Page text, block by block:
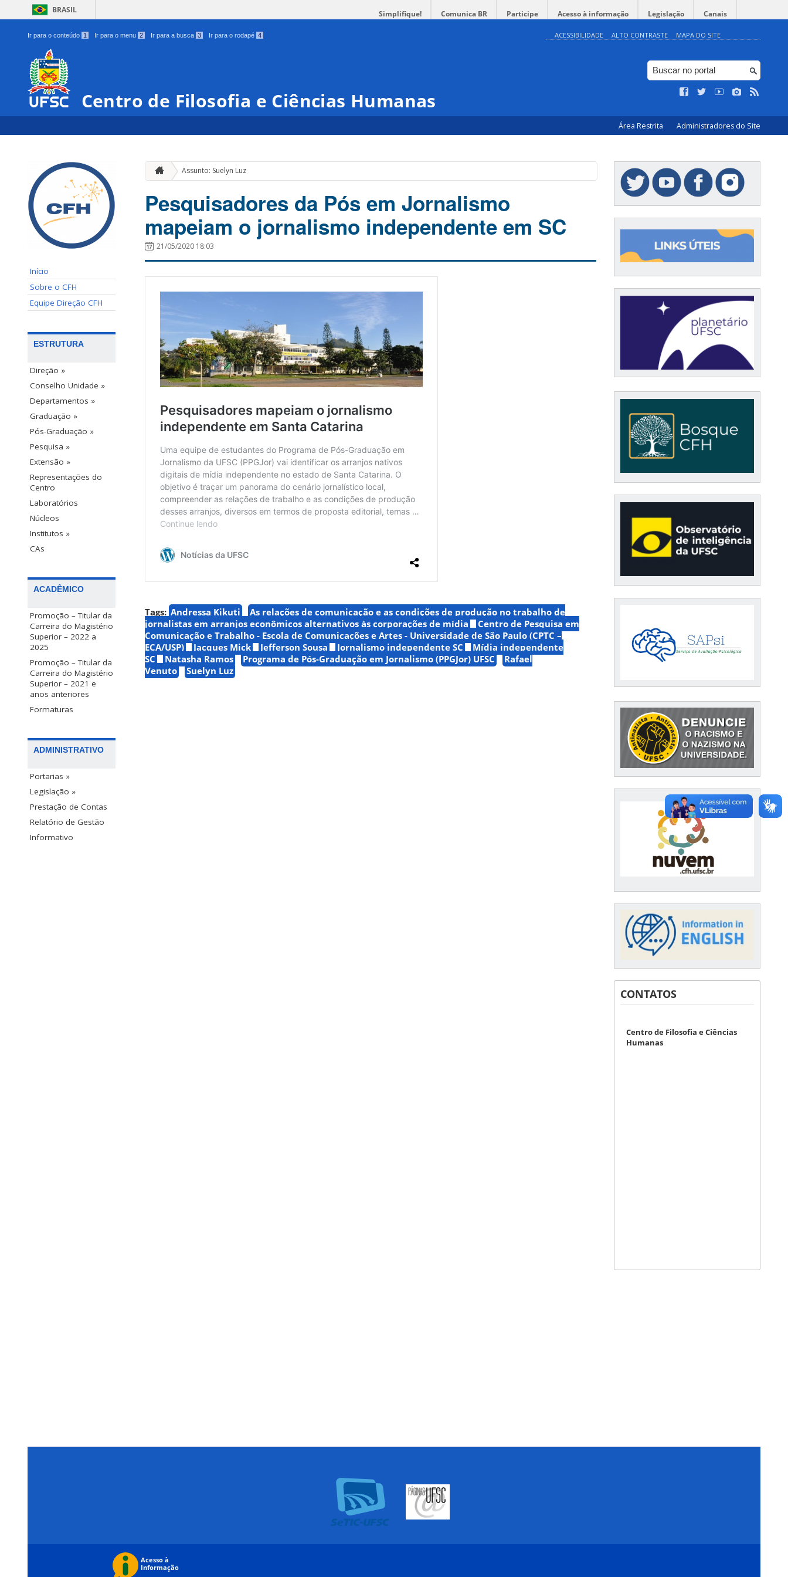
BRASIL Simplifique! Comunica BR Participe Acesso à informação Legislação Canais
Ir para o conteúdo 1 Ir para o menu 2 Ir para a busca 3 Ir para o rodapé 4 ACESSIBILIDADE ALTO CONTRASTE MAPA DO SITE
Centro de Filosofia e Ciências Humanas
Área Restrita Administradores do Site
Início
Sobre o CFH
Equipe Direção CFH
ESTRUTURA
Direção »
Conselho Unidade »
Departamentos »
Graduação »
Pós-Graduação »
Pesquisa »
Extensão »
Representações do
Centro
Laboratórios
Núcleos
Institutos »
CAs
ACADÊMICO
Promoção – Titular da
Carreira do Magistério
Superior – 2022 a
2025
Promoção – Titular da
Carreira do Magistério
Superior – 2021 e
anos anteriores
Formaturas
ADMINISTRATIVO
Portarias »
Legislação »
Prestação de Contas
Relatório de Gestão
Informativo
Assunto: Suelyn Luz
Pesquisadores da Pós em Jornalismo
mapeiam o jornalismo independente em SC
21/05/2020 18:03
Tags: Andressa Kikuti
As relações de comunicação e as condições de produção no trabalho de
jornalistas em arranjos econômicos alternativos às corporações de mídia
Centro de Pesquisa em
Comunicação e Trabalho - Escola de Comunicações e Artes - Universidade de São Paulo (CPTC –
ECA/USP)
Jacques Mick Jefferson Sousa Jornalismo independente SC
Mídia independente
SC
Natasha Ramos Programa de Pós-Graduação em Jornalismo (PPGJor) UFSC
Rafael
Venuto
Suelyn Luz
CONTATOS
Centro de Filosofia e Ciências
Humanas